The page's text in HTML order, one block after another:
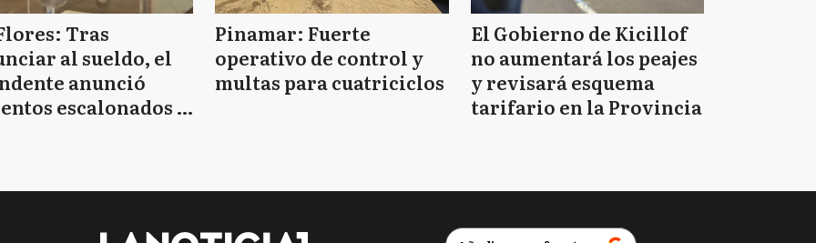
Tras
al sueldo, el
anunció
escalonados y
Pinamar: Fuerte
operativo de control y
multas para cuatriciclos
El Gobierno de Kicillof
no aumentará los peajes
y revisará esquema
tarifario en la Provincia